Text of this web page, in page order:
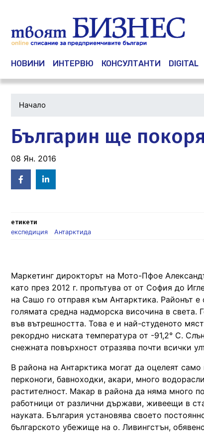
Main navigation
НОВИНИ ИНТЕРВЮ КОНСУЛТАНТИ DIGITAL
Начало
Българин ще
08 Ян. 2016
Facebook
in
етикети
експедиция
Антарктида
Маркетинг дирокторът на Мото-Пфое
като през 2012 г. пропътува от от София до
на Сашо го отправя към Антарктика. Районът
голямата средна надморска височина в
във вътрешността. Това е и най-студеното
рекордно ниската температура от -91,2° C.
снежната повърхност отразява почти всички
В района на Антарктика могат да оцелеят
перконоги, бавноходки, акари, много
растителност. Макар в района да няма много
работници от различни държави, живеещи в
науката. България установява своето
българското убежище на о. Ливингстън,